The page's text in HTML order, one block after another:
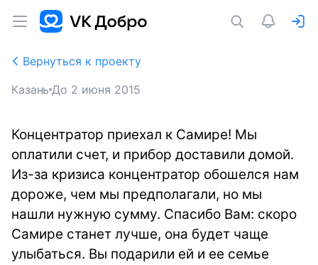
Вернуться к проекту
Казань До 2 июня 2015
Концентратор приехал к Самире! Мы
оплатили счет, и прибор доставили домой.
Из-за кризиса концентратор обошелся нам
дороже, чем мы предполагали, но мы
нашли нужную сумму. Спасибо Вам: скоро
Самире станет лучше, она будет чаще
улыбаться. Вы подарили ей и ее семье